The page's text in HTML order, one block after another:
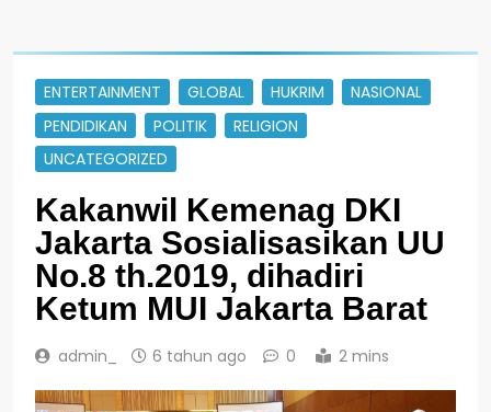
ENTERTAINMENT GLOBAL HUKRIM
NASIONAL
PENDIDIKAN
POLITIK
RELIGION
UNCATEGORIZED
Kakanwil Kemenag DKI
Jakarta Sosialisasikan UU
No.8 th.2019, dihadiri
Ketum MUI Jakarta Barat
admin_ 6 tahun ago 0 2 mins